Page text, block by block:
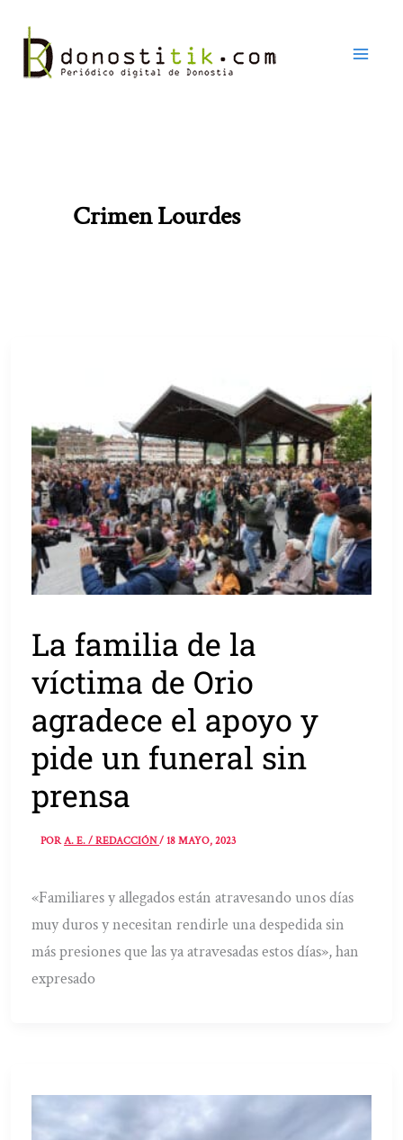
contenido
Crimen Lourdes
La familia de la
víctima de Orio
agradece el apoyo y
pide un funeral sin
prensa
PORA. E. / REDACCIÓN/18 MAYO, 2023
«Familiares y allegados están atravesando unos días
muy duros y necesitan rendirle una despedida sin
más presiones que las ya atravesadas estos días», han
expresado